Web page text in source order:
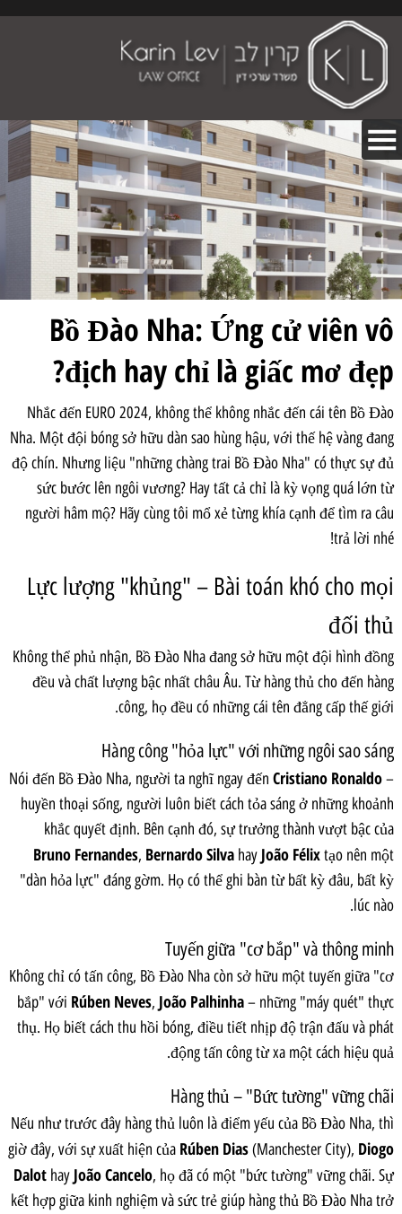
Bồ Đào Nha: Ứng cử viên vô
địch hay chỉ là giấc mơ đẹp?
Nhắc đến EURO 2024, không thể không nhắc đến cái tên Bồ Đào
Nha. Một đội bóng sở hữu dàn sao hùng hậu, với thế hệ vàng đang
độ chín. Nhưng liệu "những chàng trai Bồ Đào Nha" có thực sự đủ
sức bước lên ngôi vương? Hay tất cả chỉ là kỳ vọng quá lớn từ
người hâm mộ? Hãy cùng tôi mổ xẻ từng khía cạnh để tìm ra câu
trả lời nhé!
Lực lượng "khủng" – Bài toán khó cho mọi
đối thủ
Không thể phủ nhận, Bồ Đào Nha đang sở hữu một đội hình đồng
đều và chất lượng bậc nhất châu Âu. Từ hàng thủ cho đến hàng
công, họ đều có những cái tên đẳng cấp thế giới.
Hàng công "hỏa lực" với những ngôi sao sáng
Nói đến Bồ Đào Nha, người ta nghĩ ngay đếnCristiano Ronaldo–
huyền thoại sống, người luôn biết cách tỏa sáng ở những khoảnh
khắc quyết định. Bên cạnh đó, sự trưởng thành vượt bậc của
Bruno Fernandes, Bernardo Silva hay João Félixtạo nên một
"dàn hỏa lực" đáng gờm. Họ có thể ghi bàn từ bất kỳ đâu, bất kỳ
lúc nào.
Tuyến giữa "cơ bắp" và thông minh
Không chỉ có tấn công, Bồ Đào Nha còn sở hữu một tuyến giữa "cơ
bắp" với Rúben Neves, João Palhinha– những "máy quét" thực
thụ. Họ biết cách thu hồi bóng, điều tiết nhịp độ trận đấu và phát
động tấn công từ xa một cách hiệu quả.
Hàng thủ – "Bức tường" vững chãi
Nếu như trước đây hàng thủ luôn là điểm yếu của Bồ Đào Nha, thì
giờ đây, với sự xuất hiện của Rúben Dias(Manchester City), Diogo
Dalot hay João Cancelo, họ đã có một "bức tường" vững chãi. Sự
kết hợp giữa kinh nghiệm và sức trẻ giúp hàng thủ Bồ Đào Nha trở